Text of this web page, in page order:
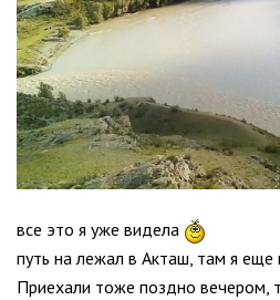
все это я уже видела
путь на лежал в Акташ, там я еще
Приехали тоже поздно вечером,